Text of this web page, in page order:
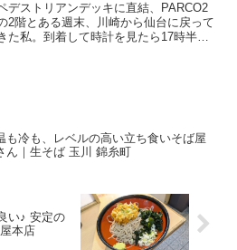
デストリアンデッキに直結、PARCO2
2階とある週末、川崎から仙台に戻って
た私。到着して時計を見たら17時半。
も冷も、レベルの高い立ち食いそば屋
ん｜生そば 玉川 錦糸町
い♪ 安定の
本店